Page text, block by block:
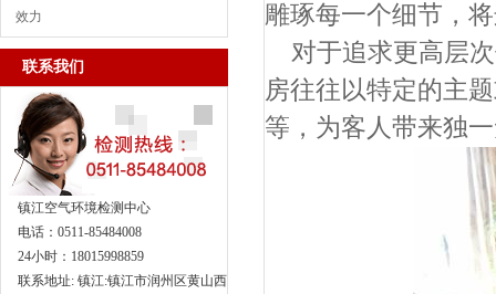
效力
联系我们
镇江空气环境检测中心
电话：0511-85484008
24小时：18015998859
联系地址: 镇江:镇江市润州区黄山西
雕琢每一个细节，
对于追求更高层
房往往以特定的主
等，为客人带来独